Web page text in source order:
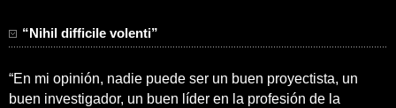
“Nihil difficile volenti”
“En mi opinión, nadie puede ser un buen proyectista, un
buen investigador, un buen líder en la profesión de la